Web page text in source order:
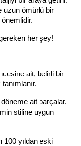
uzun ömürlü bir
her şey!
ait, belirli bir
ait parçalar.
stiline uygun
100 yıldan eski